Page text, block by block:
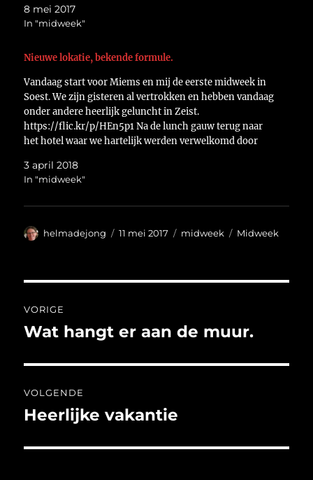
8 mei 2017
In "midweek"
Nieuwe lokatie, bekende formule.
Vandaag start voor Miems en mij de eerste midweek in
Soest. We zijn gisteren al vertrokken en hebben vandaag
onder andere heerlijk geluncht in Zeist.
https://flic.kr/p/HEn5p1 Na de lunch gauw terug naar
het hotel waar we hartelijk werden verwelkomd door
mededelingen met…
3 april 2018
In "midweek"
Auteur
helmadejong
Geplaatst
11 mei 2017 Categorieën
midweek Tags
Midweek
navigatie
VORIGE
Vorig
Wat hangt er aan de muur.
VOLGENDE
Volgend
Heerlijke vakantie